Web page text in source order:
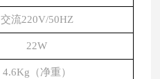
交流220V/50HZ
22W
4.6Kg（净重）